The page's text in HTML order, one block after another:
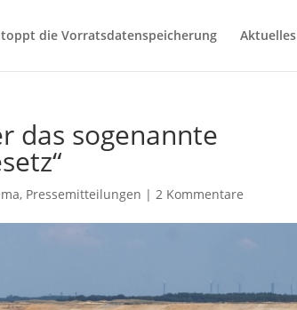
die Vorratsdatenspeicherung Aktuelles
das sogenannte
, Pressemitteilungen |2 Kommentare